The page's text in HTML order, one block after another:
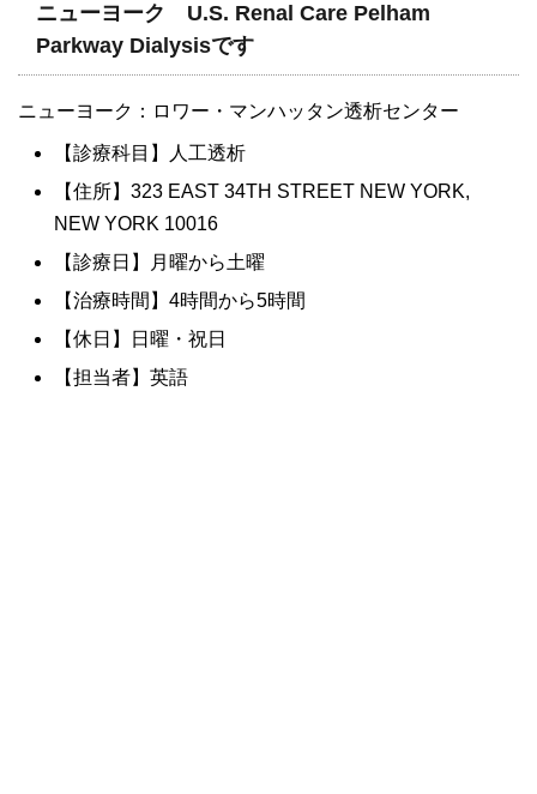
ニューヨーク U.S. Renal Care Pelham
Parkway Dialysisです
ニューヨーク：ロワー・マンハッタン透析センター
【診療科目】人工透析
【住所】323 EAST 34TH STREET NEW YORK,
NEW YORK 10016
【診療日】月曜から土曜
【治療時間】4時間から5時間
【休日】日曜・祝日
【担当者】英語